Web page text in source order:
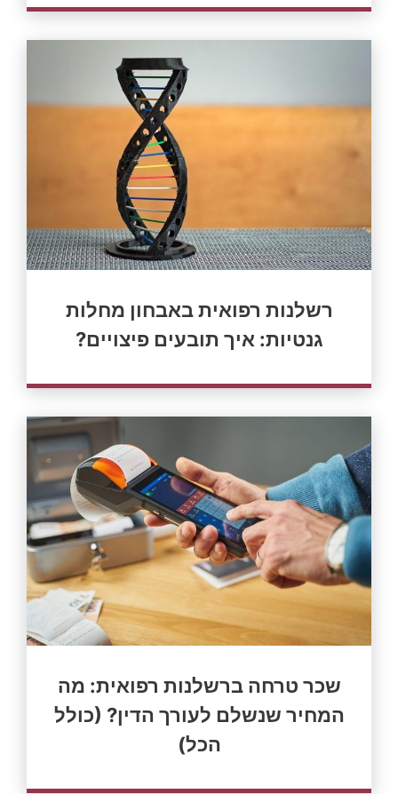
רשלנות רפואית באבחון מחלות
גנטיות: איך תובעים פיצויים?
שכר טרחה ברשלנות רפואית: מה
המחיר שנשלם לעורך הדין? (כולל
הכל)